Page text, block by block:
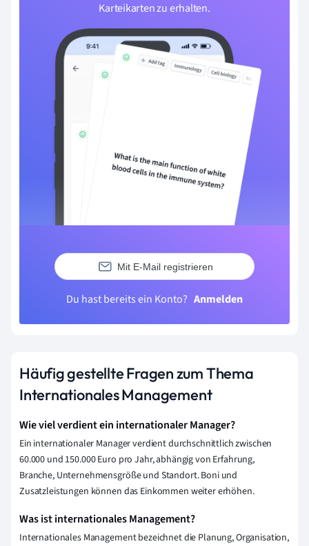
Karteikarten zu erhalten.
Mit E-Mail registrieren
Du hast bereits ein Konto? Anmelden
Häufig gestellte Fragen zum Thema
Internationales Management
Wie viel verdient ein internationaler Manager?
Ein internationaler Manager verdient durchschnittlich zwischen
60.000 und 150.000 Euro pro Jahr, abhängig von Erfahrung,
Branche, Unternehmensgröße und Standort. Boni und
Zusatzleistungen können das Einkommen weiter erhöhen.
Was ist internationales Management?
Internationales Management bezeichnet die Planung, Organisation,